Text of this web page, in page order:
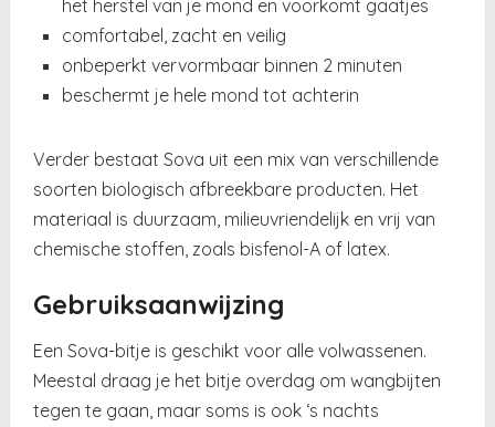
het herstel van je mond en voorkomt gaatjes
comfortabel, zacht en veilig
onbeperkt vervormbaar binnen 2 minuten
beschermt je hele mond tot achterin
Verder bestaat Sova uit een mix van verschillende
soorten biologisch afbreekbare producten. Het
materiaal is duurzaam, milieuvriendelijk en vrij van
chemische stoffen, zoals bisfenol-A of latex.
Gebruiksaanwijzing
Een Sova-bitje is geschikt voor alle volwassenen.
Meestal draag je het bitje overdag om wangbijten
tegen te gaan, maar soms is ook ‘s nachts